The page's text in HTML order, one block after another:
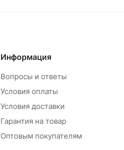
Информация
Вопросы и ответы
Условия оплаты
Условия доставки
Гарантия на товар
Оптовым покупателям